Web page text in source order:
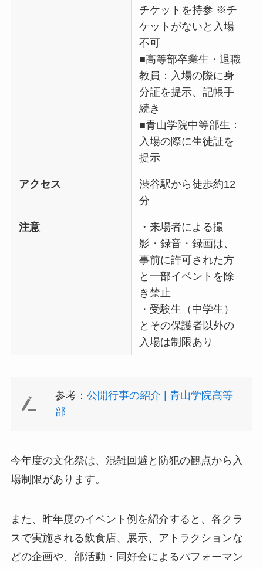
チケットを持参 ※チ
ケットがないと入場
不可
■高等部卒業生・退職
教員：入場の際に身
分証を提示、記帳手
続き
■青山学院中等部生：
入場の際に生徒証を
提示
アクセス
渋谷駅から徒歩約12
分
注意
・来場者による撮
影・録音・録画は、
事前に許可された方
と一部イベントを除
き禁止
・受験生（中学生）
とその保護者以外の
入場は制限あり
参考：公開行事の紹介 | 青山学院高等
部
今年度の文化祭は、混雑回避と防犯の観点から入
場制限があります。
また、昨年度のイベント例を紹介すると、各クラ
スで実施される飲食店、展示、アトラクションな
どの企画や、部活動・同好会によるパフォーマン